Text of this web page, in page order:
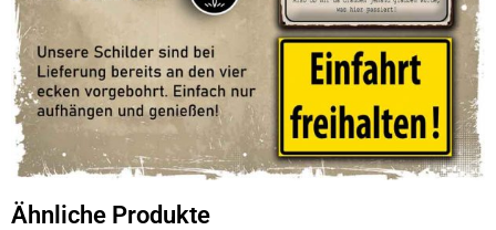
Ähnliche Produkte